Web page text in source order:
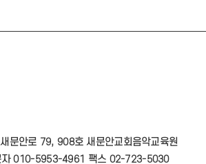
문안로 79, 908호 새문안교회음악교육원
010-5953-4961 팩스 02-723-5030